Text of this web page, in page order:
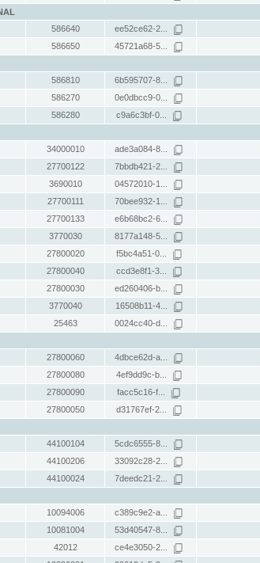
586640 ee52ce62-2...
586650 45721a68-5...
586810 6b595707-8...
586270 0e0dbcc9-0...
586280 c9a6c3bf-0...
34000010 ade3a084-8...
27700122 7bbdb421-2...
3690010 04572010-1...
27700111 70bee932-1...
27700133 e6b68bc2-6...
3770030 8177a148-5...
27800020 f5bc4a51-0...
27800040 ccd3e8f1-3...
27800030 ed260406-b...
3770040 16508b11-4...
25463 0024cc40-d...
27800060 4dbce62d-a...
27800080 4ef9dd9c-b...
27800090 facc5c16-f...
27800050 d31767ef-2...
44100104 5cdc6555-8...
44100206 33092c28-2...
44100024 7deedc21-2...
10094006 c389c9e2-a...
10081004 53d40547-8...
42012 ce4e3050-2...